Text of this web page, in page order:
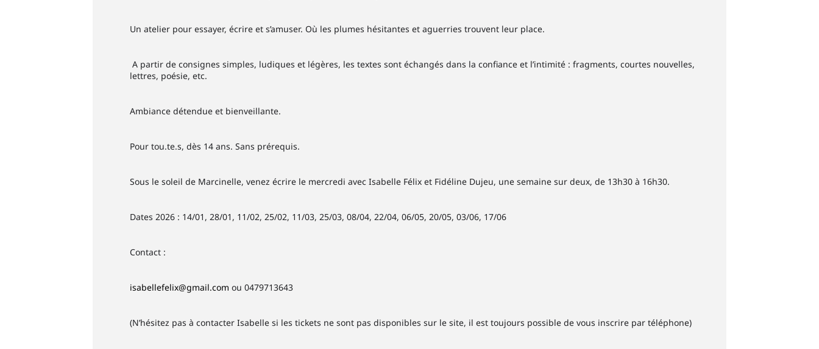
Un atelier pour essayer, écrire et s’amuser. Où les plumes hésitantes et aguerries trouvent leur place.
A partir de consignes simples, ludiques et légères, les textes sont échangés dans la confiance et l’intimité : fragments, courtes nouvelles,
lettres, poésie, etc.
Ambiance détendue et bienveillante.
Pour tou.te.s, dès 14 ans. Sans prérequis.
Sous le soleil de Marcinelle, venez écrire le mercredi avec Isabelle Félix et Fidéline Dujeu, une semaine sur deux, de 13h30 à 16h30.
Dates 2026 : 14/01, 28/01, 11/02, 25/02, 11/03, 25/03, 08/04, 22/04, 06/05, 20/05, 03/06, 17/06
Contact :
isabellefelix@gmail.com ou 0479713643
(N’hésitez pas à contacter Isabelle si les tickets ne sont pas disponibles sur le site, il est toujours possible de vous inscrire par téléphone)